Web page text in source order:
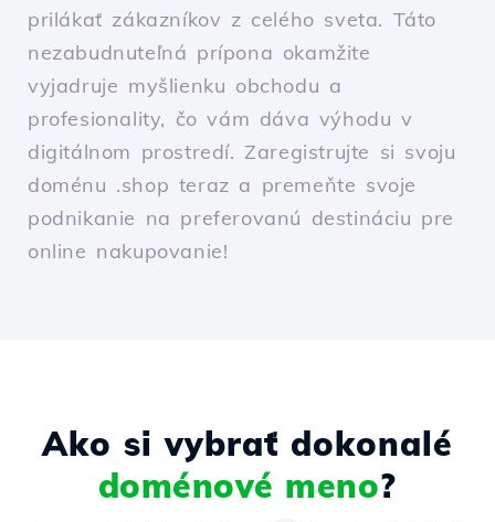
prilákať zákazníkov z celého sveta. Táto
nezabudnuteľná prípona okamžite
vyjadruje myšlienku obchodu a
profesionality, čo vám dáva výhodu v
digitálnom prostredí. Zaregistrujte si svoju
doménu .shop teraz a premeňte svoje
podnikanie na preferovanú destináciu pre
online nakupovanie!
Ako si vybrať dokonalé
doménové meno?